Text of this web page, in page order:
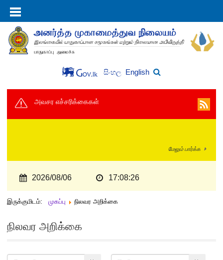
සිංහල English
அவசர எச்சரிக்கைகள்
மேலும் பார்க்க
2026/08/06 17:08:27
இருக்குமிடம்: முகப்பு நிலவர அறிக்கை
நிலவர அறிக்கை